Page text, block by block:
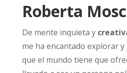
Roberta
De mente inquieta y
me ha encantado explorar
que el mundo tiene que